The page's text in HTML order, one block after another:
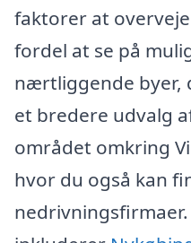
faktorer at
fordel at se på
nærtliggende byer,
et bredere udvalg
området omkring
hvor du også kan